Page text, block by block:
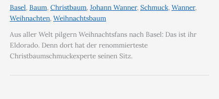
Basel, Baum, Christbaum, Johann Wanner, Schmuck, Wanner,
Weihnachten, Weihnachtsbaum
Aus aller Welt pilgern Weihnachtsfans nach Basel: Das ist ihr
Eldorado. Denn dort hat der renommierteste
Christbaumschmuckexperte seinen Sitz.